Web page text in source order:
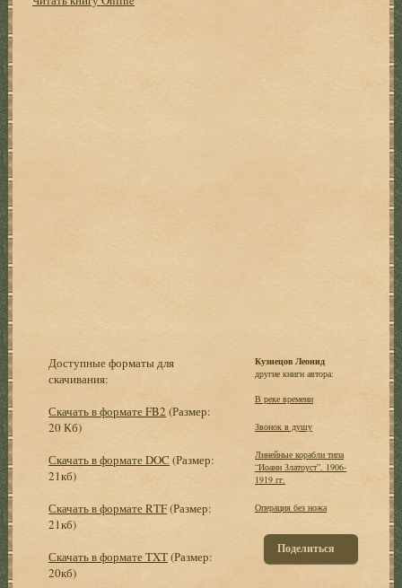
Доступные форматы для
скачивания:
Скачать в формате FB2 (Размер:
20 Кб)
Скачать в формате DOC (Размер:
21кб)
Скачать в формате RTF(Размер:
21кб)
Скачать в формате TXT(Размер:
20кб)
Кузнецов Леонид
другие книги автора:
В реке времени
Звонок в душу
Линейные корабли типа
“Иоанн Златоуст”. 1906-
1919 гг.
Операция без ножа
Поделиться